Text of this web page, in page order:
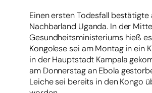
Einen ersten Todesfall bestätigte
Nachbarland Uganda. In der
Gesundheitsministeriums hieß
Kongolese sei am Montag in ein
in der Hauptstadt Kampala
am Donnerstag an Ebola
Leiche sei bereits in den Kongo